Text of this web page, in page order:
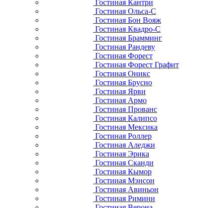
Гостиная Кантри
Гостиная Ольса-С
Гостиная Бон Вояж
Гостиная Квадро-С
Гостиная Брамминг
Гостиная Рандеву
Гостиная Форест
Гостиная Форест Графит
Гостиная Оникс
Гостиная Брусно
Гостиная Ярви
Гостиная Армо
Гостиная Прованс
Гостиная Калипсо
Гостиная Мексика
Гостиная Роллер
Гостиная Аледжи
Гостиная Эрика
Гостиная Сканди
Гостиная Кымор
Гостиная Мэнсон
Гостиная Авиньон
Гостиная Римини